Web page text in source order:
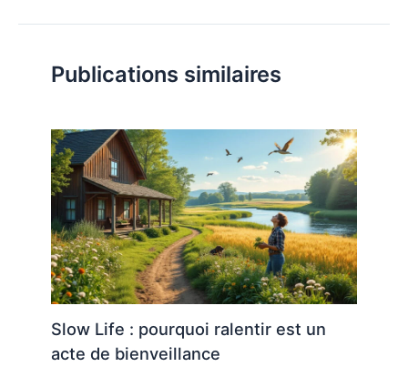
Publications similaires
Slow Life : pourquoi ralentir est un
acte de bienveillance